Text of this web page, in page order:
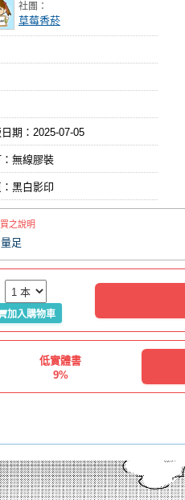
社團：
草莓香菸
期： 2025-07-05
無線膠裝
黑白影印
之說明
量足
加入購物車
低實體書
9%